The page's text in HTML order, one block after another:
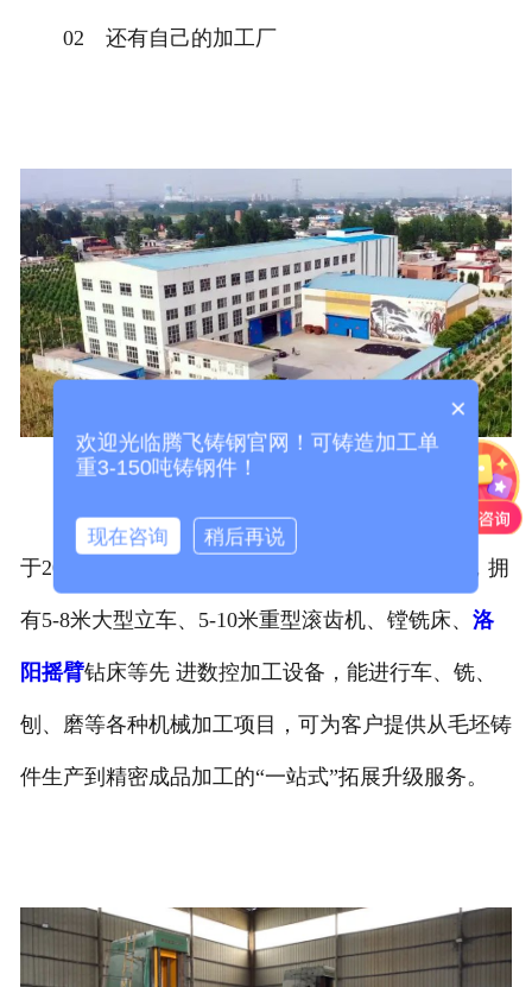
02 还有自己的加工厂
为了满足客户需求，为客户省去中间环节，公司
于2018年成立了“河南新腾飞重工科技有限公司”，拥
有5-8米大型立车、5-10米重型滚齿机、镗铣床、 洛
阳摇臂钻床等先 进数控加工设备，能进行车、铣、
刨、磨等各种机械加工项目，可为客户提供从毛坯铸
件生产到精密成品加工的“一站式”拓展升级服务。
×
欢迎光临腾飞铸钢官网！可铸造加工单
重3-150吨铸钢件！
现在咨询 稍后再说